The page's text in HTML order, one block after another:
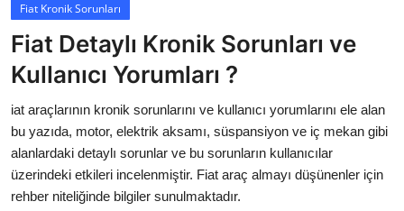
Anasayfa
Markalar
İletişim
Trafik & Cezalar
Sigorta & Kasko
Fiat Kronik Sorunları
Fiat Detaylı Kronik Sorunları ve
Kullanıcı Yorumları ?
iat araçlarının kronik sorunlarını ve kullanıcı yorumlarını ele alan
bu yazıda, motor, elektrik aksamı, süspansiyon ve iç mekan gibi
alanlardaki detaylı sorunlar ve bu sorunların kullanıcılar
üzerindeki etkileri incelenmiştir. Fiat araç almayı düşünenler için
rehber niteliğinde bilgiler sunulmaktadır.